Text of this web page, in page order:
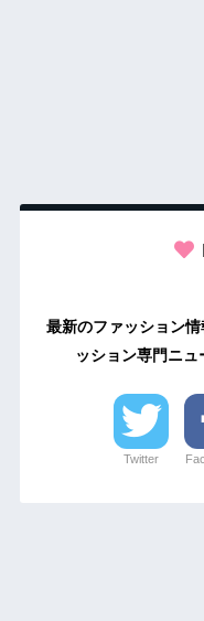
最新のファッション
ッション専門ニ
Twitter